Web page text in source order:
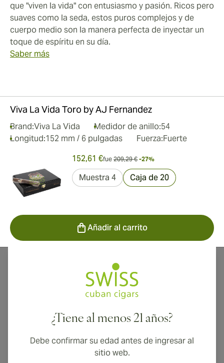
que "viven la vida" con entusiasmo y pasión. Ricos pero
suaves como la seda, estos puros complejos y de
cuerpo medio son la manera perfecta de inyectar un
toque de espíritu en su día.
Saber más
Viva La Vida Toro by AJ Fernandez
Brand:Viva La Vida Medidor de anillo:54
Longitud:152 mm / 6 pulgadas Fuerza:Fuerte
152,61 €fue 209,29 € -27%
Muestra 4 Caja de 20
Añadir al carrito
¿Tiene al menos 21 años?
Debe confirmar su edad antes de ingresar al
sitio web.
Los puros Viva La Vida están hechos para aquellos
que "viven la vida" con entusiasmo y pasión. Ricos pero
suaves como la seda, estos puros complejos y de
toque de espíritu en su día. Cada puro cuenta con
que lo convierte en Puros nicaragüenses
agradablemente accesibles para el fumador diario de